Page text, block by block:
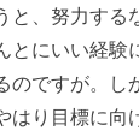
と、努力する
とにいい経験
のですが。し
はり目標に向